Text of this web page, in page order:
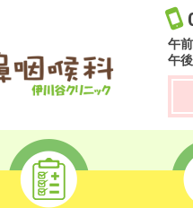
午
午